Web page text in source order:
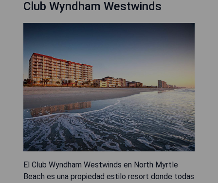
Club Wyndham Westwinds
El Club Wyndham Westwinds en North Myrtle
Beach es una propiedad estilo resort donde todas